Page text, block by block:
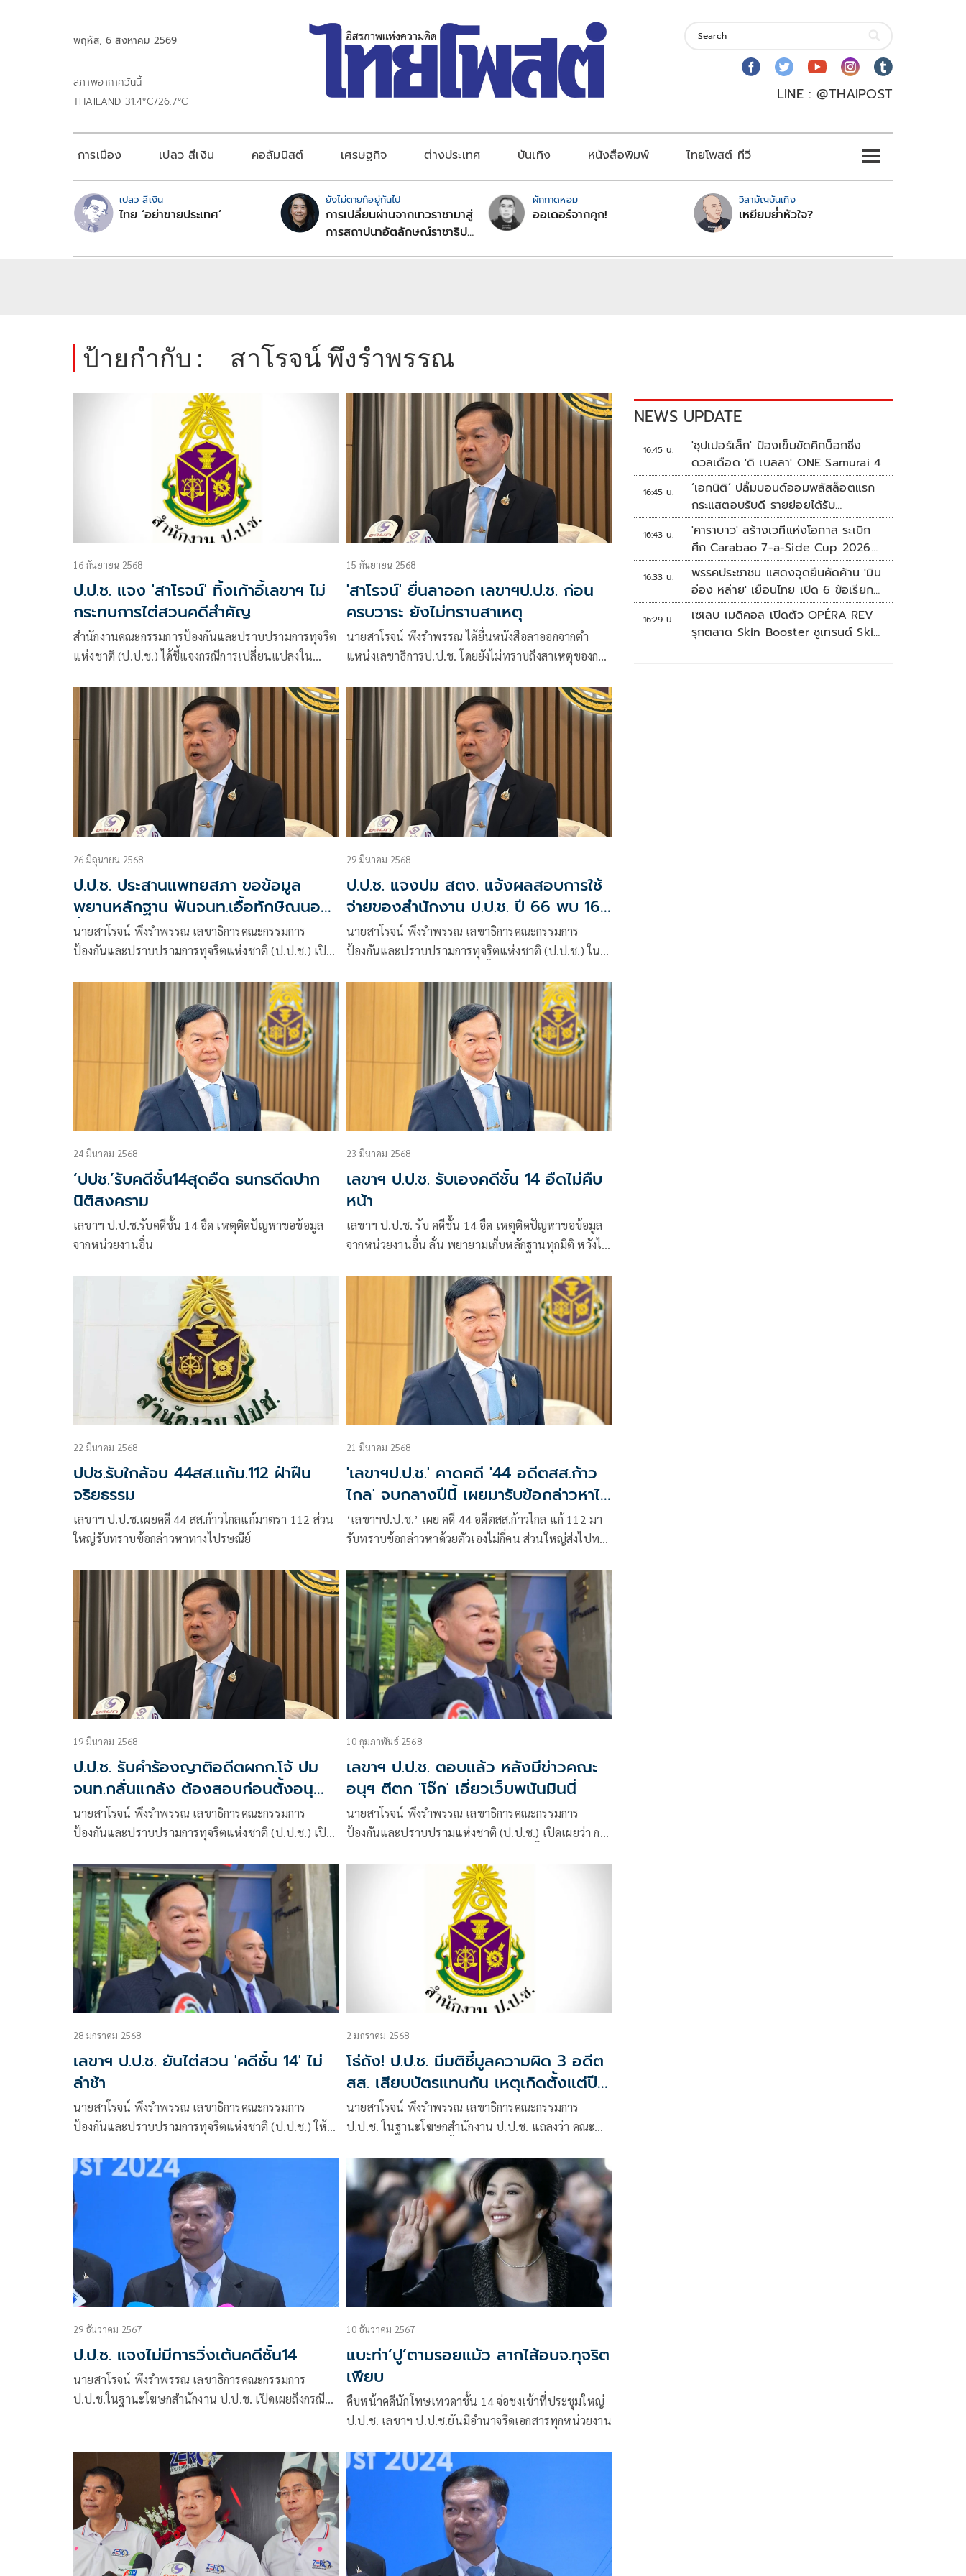
พฤหัส, 6 สิงหาคม 2569
สภาพอากาศวันนี้
THAILAND 31.4°C/26.7°C
LINE : @THAIPOST
การเมือง เปลว สีเงิน คอลัมนิสต์ เศรษฐกิจ ต่างประเทศ บันเทิง หนังสือพิมพ์ ไทยโพสต์ ทีวี
เปลว สีเงิน
ไทย ‘อย่าขายประเทศ’
ยังไม่ตายก็อยู่กันไป
การเปลี่ยนผ่านจากเทวราชามาสู่
การสถาปนาอัตลักษณ์ราชาธิป
ผักกาดหอม
ออเดอร์จากคุก!
วิสามัญบันเทิง
เหยียบย่ำหัวใจ?
ป้ายกำกับ : สาโรจน์ พึงรำพรรณ
16 กันยายน 2568
ป.ป.ช. แจง 'สาโรจน์' ทิ้งเก้าอี้เลขาฯ ไม่
กระทบการไต่สวนคดีสำคัญ
สำนักงานคณะกรรมการป้องกันและปราบปรามการทุจริต
แห่งชาติ (ป.ป.ช.) ได้ชี้แจงกรณีการเปลี่ยนแปลงใน
นายสาโรจน์ พึงรำพรรณเลขาธิการคณะกรรมการ ป.ป.ช.
15 กันยายน 2568
'สาโรจน์' ยื่นลาออก เลขาฯป.ป.ช. ก่อน
ครบวาระ ยังไม่ทราบสาเหตุ
นายสาโรจน์ พึงรำพรรณ ได้ยื่นหนังสือลาออกจากตำ
แหน่งเลขาธิการป.ป.ช. โดยยังไม่ทราบถึงสาเหตุของการ
เลขาธิการป.ป.ช.เมื่อวันที่ 1ต.ค.2567 และจะครบวาระ
เกษียณอายุราชการ วันที่ 1ต.ค.2569
26 มิถุนายน 2568
ป.ป.ช. ประสานแพทยสภา ขอข้อมูล
พยานหลักฐาน ฟันจนท.เอื้อทักษิณนอน
ชั้น 14
นายสาโรจน์ พึงรำพรรณ เลขาธิการคณะกรรมการ
ป้องกันและปราบปรามการทุจริตแห่งชาติ (ป.ป.ช.) เปิด
29 มีนาคม 2568
ป.ป.ช. แจงปม สตง. แจ้งผลสอบการใช้
จ่ายของสำนักงาน ป.ป.ช. ปี 66 พบ 16
หน่วยงานบกพร่อง
นายสาโรจน์ พึงรำพรรณ เลขาธิการคณะกรรมการ
ป้องกันและปราบปรามการทุจริตแห่งชาติ (ป.ป.ช.) ใน
ข่าวว่า ครม.รับทราบ สำนักงานการตรวจเงินแผ่นดิน
24 มีนาคม 2568
‘ปปช.’รับคดีชั้น14สุดอืด ธนกรดีดปาก
นิติสงคราม
เลขาฯ ป.ป.ช.รับคดีชั้น 14 อืด เหตุติดปัญหาขอข้อมูล
จากหน่วยงานอื่น
23 มีนาคม 2568
เลขาฯ ป.ป.ช. รับเองคดีชั้น 14 อืดไม่คืบ
หน้า
เลขาฯ ป.ป.ช. รับ คดีชั้น 14 อืด เหตุติดปัญหาขอข้อมูล
จากหน่วยงานอื่น ลั่น พยายามเก็บหลักฐานทุกมิติ หวังได้
22 มีนาคม 2568
ปปช.รับใกล้จบ 44สส.แก้ม.112 ฝ่าฝืน
จริยธรรม
เลขาฯ ป.ป.ช.เผยคดี 44 สส.ก้าวไกลแก้มาตรา 112 ส่วน
ใหญ่รับทราบข้อกล่าวหาทางไปรษณีย์
21 มีนาคม 2568
'เลขาฯป.ป.ช.' คาดคดี '44 อดีตสส.ก้าว
ไกล' จบกลางปีนี้ เผยมารับข้อกล่าวหาไม่
กี่คน
‘เลขาฯป.ป.ช.’ เผย คดี 44 อดีตสส.ก้าวไกล แก้ 112 มา
รับทราบข้อกล่าวหาด้วยตัวเองไม่กี่คน ส่วนใหญ่ส่งไปทาง
นี้
19 มีนาคม 2568
ป.ป.ช. รับคำร้องญาติอดีตผกก.โจ้ ปม
จนท.กลั่นแกล้ง ต้องสอบก่อนตั้งอนุ
ไต่สวน
นายสาโรจน์ พึงรำพรรณ เลขาธิการคณะกรรมการ
ป้องกันและปราบปรามการทุจริตแห่งชาติ (ป.ป.ช.) เปิด
พ.ต.อ.ธิติสรรค์ อุทธนผล หรือ อดีตผู้กำกับโจ้
10 กุมภาพันธ์ 2568
เลขาฯ ป.ป.ช. ตอบแล้ว หลังมีข่าวคณะ
อนุฯ ตีตก 'โจ๊ก' เอี่ยวเว็บพนันมินนี่
นายสาโรจน์ พึงรำพรรณ เลขาธิการคณะกรรมการ
ป้องกันและปราบปรามแห่งชาติ (ป.ป.ช.) เปิดเผยว่า การ
พิจารณาเรื่องเว็บพนันออนไลน์มินนี่
28 มกราคม 2568
เลขาฯ ป.ป.ช. ยันไต่สวน 'คดีชั้น 14' ไม่
ล่าช้า
นายสาโรจน์ พึงรำพรรณ เลขาธิการคณะกรรมการ
ป้องกันและปราบปรามการทุจริตแห่งชาติ (ป.ป.ช.) ให้
หัวหน้าพรรคเสรีรวมไทย เข้าให้ข้อมูลกับ ป.ป.ช. กรณีที่
นายทักษิณ ชินวัตร อดีตนายกรัฐมนตรี
2 มกราคม 2568
โธ่ถัง! ป.ป.ช. มีมติชี้มูลความผิด 3 อดีต
สส. เสียบบัตรแทนกัน เหตุเกิดตั้งแต่ปี
56
นายสาโรจน์ พึงรำพรรณ เลขาธิการคณะกรรมการ
ป.ป.ช. ในฐานะโฆษกสำนักงาน ป.ป.ช. แถลงว่า คณะ
29 ธันวาคม 2567
ป.ป.ช. แจงไม่มีการวิ่งเต้นคดีชั้น14
นายสาโรจน์ พึงรำพรรณ เลขาธิการคณะกรรมการ
ป.ป.ช.ในฐานะโฆษกสำนักงาน ป.ป.ช. เปิดเผยถึงกรณีที่
10 ธันวาคม 2567
แบะท่า‘ปู’ตามรอยแม้ว ลากไส้อบจ.ทุจริต
เพียบ
คืบหน้าคดีนักโทษเทวดาชั้น 14 จ่อชงเข้าที่ประชุมใหญ่
ป.ป.ช. เลขาฯ ป.ป.ช.ยันมีอำนาจรีดเอกสารทุกหน่วยงาน
NEWS UPDATE
16:45 น.
'ซุปเปอร์เล็ก' ป้องเข็มขัดคิกบ็อกซิ่ง
ดวลเดือด 'ดิ เบลลา' ONE Samurai 4
16:45 น.
‘เอกนิติ’ ปลื้มบอนด์ออมพลัสล็อตแรก
กระแสตอบรับดี รายย่อยได้รับ
จัดสรร2.2หมื่นคน เปิดจองรอบใหม่
ก.ย.นี้
16:43 น.
'คาราบาว' สร้างเวทีแห่งโอกาส ระเบิก
ศึก Carabao 7-a-Side Cup 2026
หาแชมป์ดูบอลที่เวมบลีย์
16:33 น.
พรรคประชาชน แสดงจุดยืนคัดค้าน 'มิน
อ่อง หล่าย' เยือนไทย เปิด 6 ข้อเรียก
ร้องรัฐสภา-รัฐบาล
16:29 น.
เซเลบ เมดิคอล เปิดตัว OPÉRA REV
รุกตลาด Skin Booster ชูเทรนด์ Skin
Quality & Longevity ตอบโจทย์